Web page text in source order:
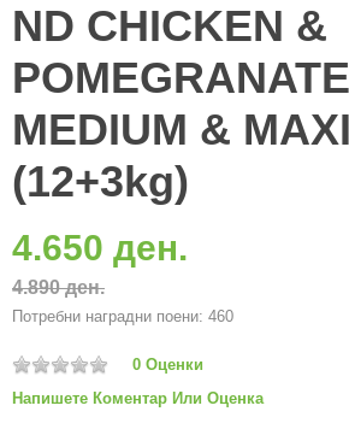
ND CHICKEN &
MEDIUM & MAXI
(12+3kg)
4.650 ден.
4.890 ден.
Потребни наградни поени: 460
0 Оценки
Напишете Коментар Или Оценка